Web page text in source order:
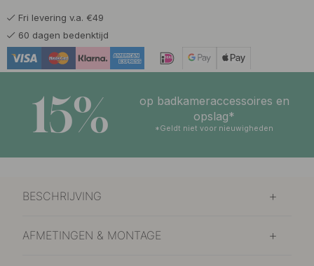
Fri levering v.a. €49
60 dagen bedenktijd
15%
op badkameraccessoires en
opslag*
*Geldt niet voor nieuwigheden
BESCHRIJVING
AFMETINGEN & MONTAGE